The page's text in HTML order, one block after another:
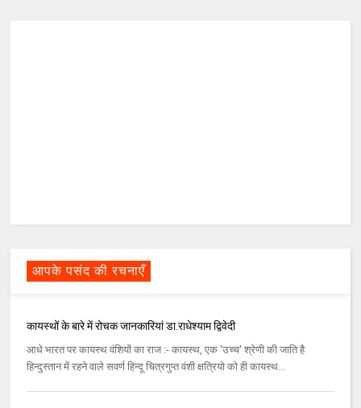
आपके पसंद की रचनाएँ
कायस्थों के बारे में रोचक जानकारियां डा.राधेश्याम द्विवेदी
आधे भारत पर कायस्थ वंशियों का राज :- कायस्थ, एक 'उच्च' श्रेणी की जाति है
हिन्दुस्तान में रहने वाले सवर्ण हिन्दू चित्रगुप्त वंशी क्षत्रियो को ही कायस्थ...